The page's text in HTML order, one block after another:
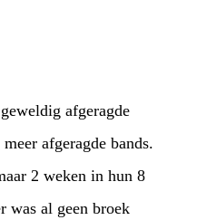
afgeragde
afgeragde bands.
2 weken in hun 8
was al geen broek